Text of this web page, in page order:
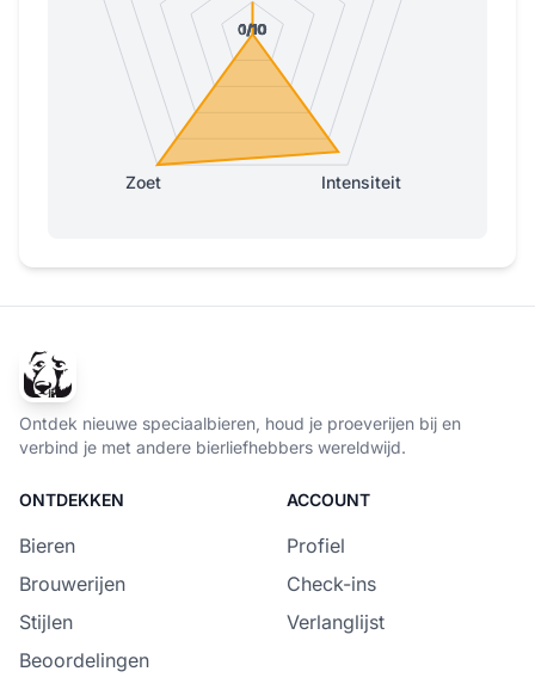
Intensiteit
Zoet
0/10
0/10
1/10
1/10
0/10
Ontdek nieuwe speciaalbieren, houd je proeverijen bij en
verbind je met andere bierliefhebbers wereldwijd.
ONTDEKKEN
Bieren
Brouwerijen
Stijlen
Beoordelingen
ACCOUNT
Profiel
Check-ins
Verlanglijst